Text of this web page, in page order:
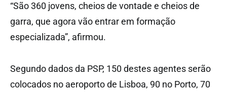
“São 360 jovens, cheios de vontade e cheios de
garra, que agora vão entrar em formação
especializada”, afirmou.
Segundo dados da PSP, 150 destes agentes serão
colocados no aeroporto de Lisboa, 90 no Porto, 70